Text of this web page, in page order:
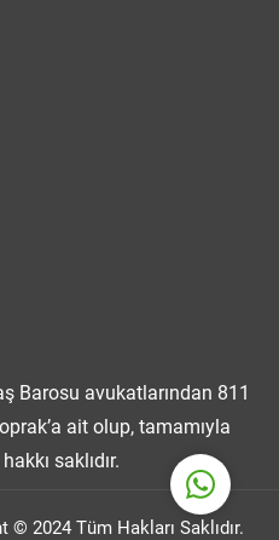
Barosu avukatlarından 811
ait olup, tamamıyla
saklıdır.
© 2024 Tüm Hakları Saklıdır.
Cevap Yaz